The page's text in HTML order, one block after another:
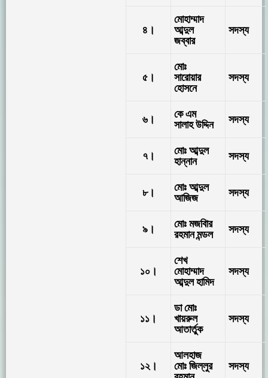
৪।
মোহাম্মাদ
আব্দুল
জব্বার
সদস্য
৫।
মোঃ
সারোয়ার
হোসনে
সদস্য
৬।
কে এম
সালাহ উদ্দিন
সদস্য
৭।
মোঃ আব্দুল
হান্নান
সদস্য
৮।
মোঃ আব্দুল
আজিজ
সদস্য
৯।
মোঃ মজবিার
রহমান মন্ডল
সদস্য
১০।
শেখ
মোহাম্মাদ
আব্দুল হামিদ
সদস্য
১১।
ডা মোঃ
খায়রুল
আতার্তুক
সদস্য
১২।
আলহাজ
মোঃ জিল্লুর
সদস্য